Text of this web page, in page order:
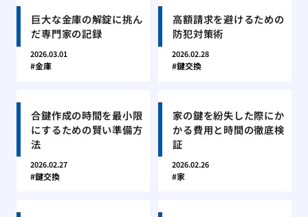
巨大な金庫の解錠に挑ん
だ専門家の記録
2026.03.01
金庫
高額請求を避けるための
防犯対策術
2026.02.28
鍵交換
合鍵作成の時間を最小限
にするための賢い準備方
法
2026.02.27
鍵交換
家の鍵を紛失した際にか
かる費用と時間の徹底検
証
2026.02.26
家